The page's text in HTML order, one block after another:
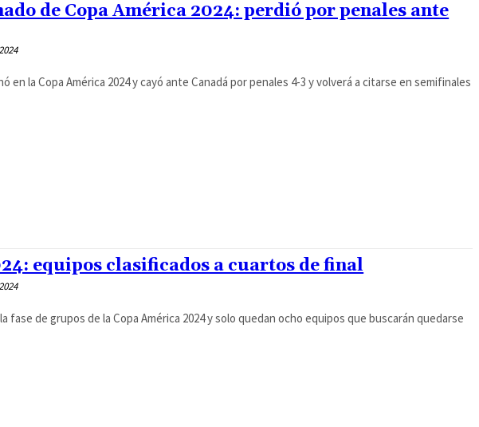
de Copa América 2024: perdió por penales ante
en la Copa América 2024 y cayó ante Canadá por penales 4-3 y volverá a citarse en semifinales
equipos clasificados a cuartos de final
fase de grupos de la Copa América 2024 y solo quedan ocho equipos que buscarán quedarse